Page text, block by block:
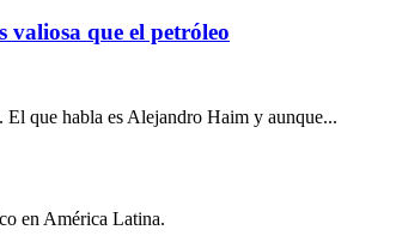
que el petróleo
que habla es Alejandro Haim y aunque...
en América Latina.